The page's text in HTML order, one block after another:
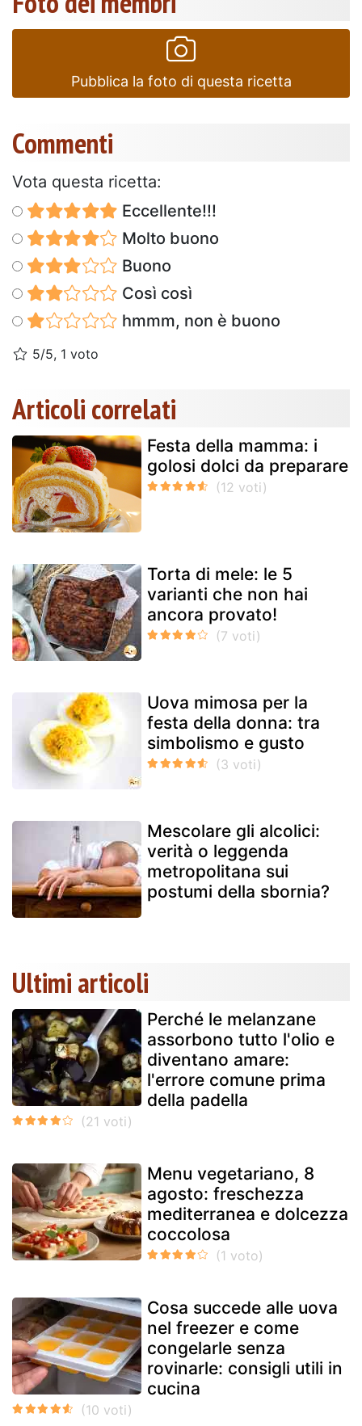
Pubblica la foto di questa ricetta
Commenti
Vota questa ricetta:
Eccellente!!!
Molto buono
Buono
Così così
hmmm, non è buono
5/5, 1 voto
Articoli correlati
Festa della mamma: i
golosi dolci da preparare
Torta di mele: le 5
varianti che non hai
ancora provato!
Uova mimosa per la
festa della donna: tra
simbolismo e gusto
Mescolare gli alcolici:
verità o leggenda
metropolitana sui
postumi della sbornia?
Ultimi articoli
Perché le melanzane
assorbono tutto l'olio e
diventano amare:
l'errore comune prima
della padella
Menu vegetariano, 8
agosto: freschezza
mediterranea e dolcezza
coccolosa
Cosa succede alle uova
nel freezer e come
congelarle senza
rovinarle: consigli utili in
cucina